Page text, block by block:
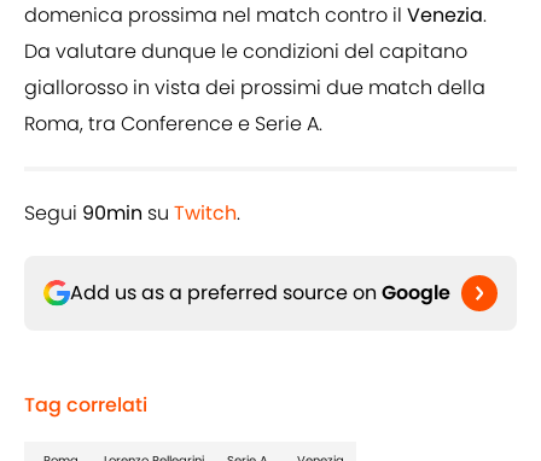
domenica prossima nel match contro il Venezia.
Da valutare dunque le condizioni del capitano
giallorosso in vista dei prossimi due match della
Roma, tra Conference e Serie A.
Segui 90min su Twitch.
Add us as a preferred source on Google
Tag correlati